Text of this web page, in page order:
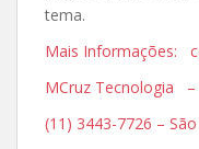
tema.
Mais Informações:
MCruz Tecnologia
(11) 3443-7726 –